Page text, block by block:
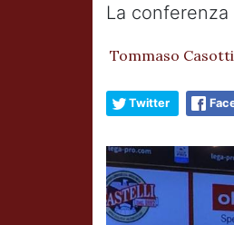
La
Tommaso Casotti
Twitter